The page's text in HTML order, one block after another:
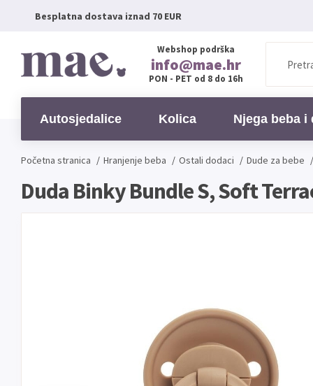
Besplatna dostava iznad 70 EUR
Webshop podrška
info@mae.hr
PON - PET od 8 do 16h
Autosjedalice Kolica Njega beba i
Početna stranica / Hranjenje beba / Ostali dodaci / Dude za bebe /
Duda Binky Bundle S, Soft